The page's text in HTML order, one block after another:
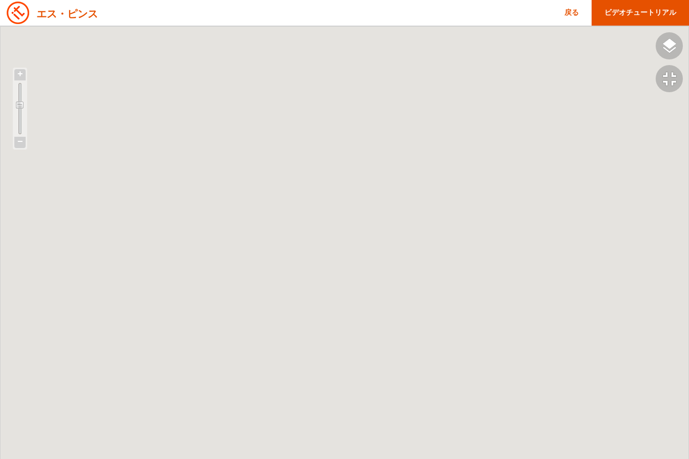
エス・ピンス ビデオチュートリアル
戻る
+
−
fullscreen_exit